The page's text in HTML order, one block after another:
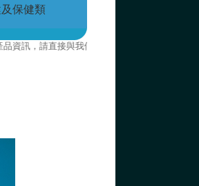
保健類
請直接與我們聯絡。